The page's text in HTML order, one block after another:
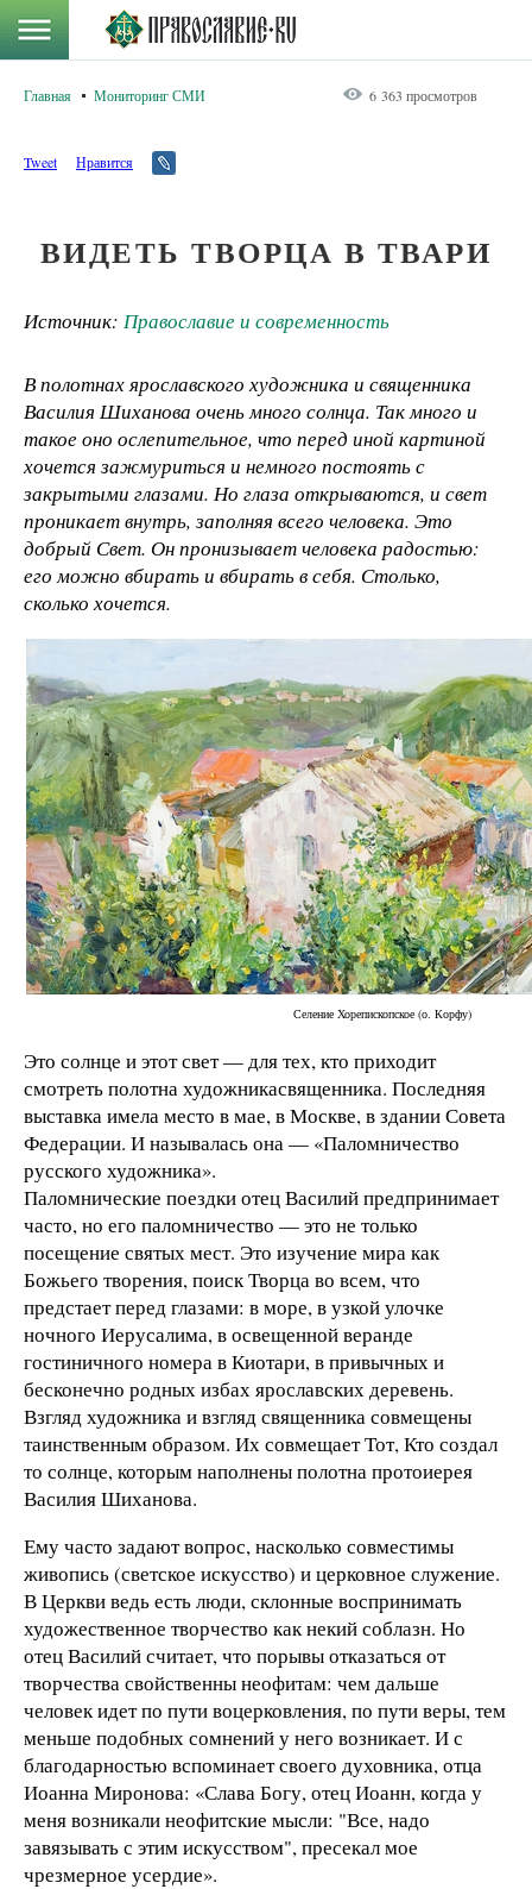
Главная Мониторинг СМИ 6 363 просмотров
Tweet Нравится
ВИДЕТЬ ТВОРЦА В ТВАРИ
Источник: Православие и современность
В полотнах ярославского художника и священника
Василия Шиханова очень много солнца. Так много и
такое оно ослепительное, что перед иной картиной
хочется зажмуриться и немного постоять с
закрытыми глазами. Но глаза открываются, и свет
проникает внутрь, заполняя всего человека. Это
добрый Свет. Он пронизывает человека радостью:
его можно вбирать и вбирать в себя. Столько,
сколько хочется.
Селение Хорепископское (о. Корфу)
Это солнце и этот свет — для тех, кто приходит
смотреть полотна художника­священника. Последняя
выставка имела место в мае, в Москве, в здании Совета
Федерации. И называлась она — «Паломничество
русского художника».
Паломнические поездки отец Василий предпринимает
часто, но его паломничество — это не только
посещение святых мест. Это изучение мира как
Божьего творения, поиск Творца во всем, что
предстает перед глазами: в море, в узкой улочке
ночного Иерусалима, в освещенной веранде
гостиничного номера в Киотари, в привычных и
бесконечно родных избах ярославских деревень.
Взгляд художника и взгляд священника совмещены
таинственным образом. Их совмещает Тот, Кто создал
то солнце, которым наполнены полотна протоиерея
Василия Шиханова.
Ему часто задают вопрос, насколько совместимы
живопись (светское искусство) и церковное служение.
В Церкви ведь есть люди, склонные воспринимать
художественное творчество как некий соблазн. Но
отец Василий считает, что порывы отказаться от
творчества свойственны неофитам: чем дальше
человек идет по пути воцерковления, по пути веры, тем
меньше подобных сомнений у него возникает. И с
благодарностью вспоминает своего духовника, отца
Иоанна Миронова: «Слава Богу, отец Иоанн, когда у
меня возникали неофитские мысли: "Все, надо
завязывать с этим искусством", пресекал мое
чрезмерное усердие».